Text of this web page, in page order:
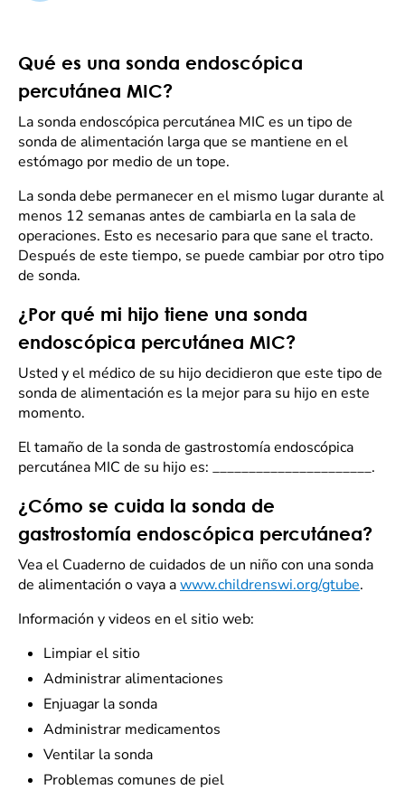
Qué es una sonda endoscópica
percutánea MIC?
La sonda endoscópica percutánea MIC es un tipo de
sonda de alimentación larga que se mantiene en el
estómago por medio de un tope.
La sonda debe permanecer en el mismo lugar durante al
menos 12 semanas antes de cambiarla en la sala de
operaciones. Esto es necesario para que sane el tracto.
Después de este tiempo, se puede cambiar por otro tipo
de sonda.
¿Por qué mi hijo tiene una sonda
endoscópica percutánea MIC?
Usted y el médico de su hijo decidieron que este tipo de
sonda de alimentación es la mejor para su hijo en este
momento.
El tamaño de la sonda de gastrostomía endoscópica
percutánea MIC de su hijo es: ______________________.
¿Cómo se cuida la sonda de
gastrostomía endoscópica percutánea?
Vea el Cuaderno de cuidados de un niño con una sonda
de alimentación o vaya awww.childrenswi.org/gtube.
Información y videos en el sitio web:
Limpiar el sitio
Administrar alimentaciones
Enjuagar la sonda
Administrar medicamentos
Ventilar la sonda
Problemas comunes de piel